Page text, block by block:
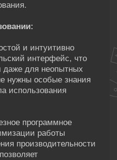
и интуитивно
интерфейс, что
даже для неопытных
нужны особые знания
использования
программное
работы
производительности